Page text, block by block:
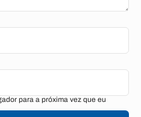
para a próxima vez que eu